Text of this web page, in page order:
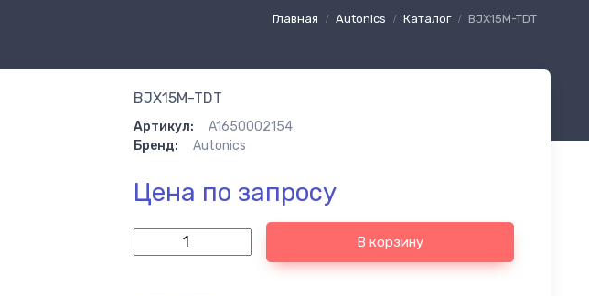
Главная Autonics Каталог BJX15M-TDT
BJX15M-TDT
Артикул:
A1650002154
Бренд:
Autonics
Цена по запросу
В корзину